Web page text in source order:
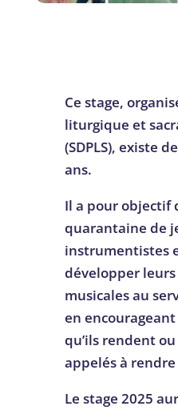
Ce stage,
liturgique et
(SDPLS), existe
ans.
Il a pour objectif
quarantaine de
instrumentistes
développer
musicales au
en
qu’ils rendent ou
appelés à
Le stage 2025